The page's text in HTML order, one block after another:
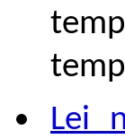
Lei